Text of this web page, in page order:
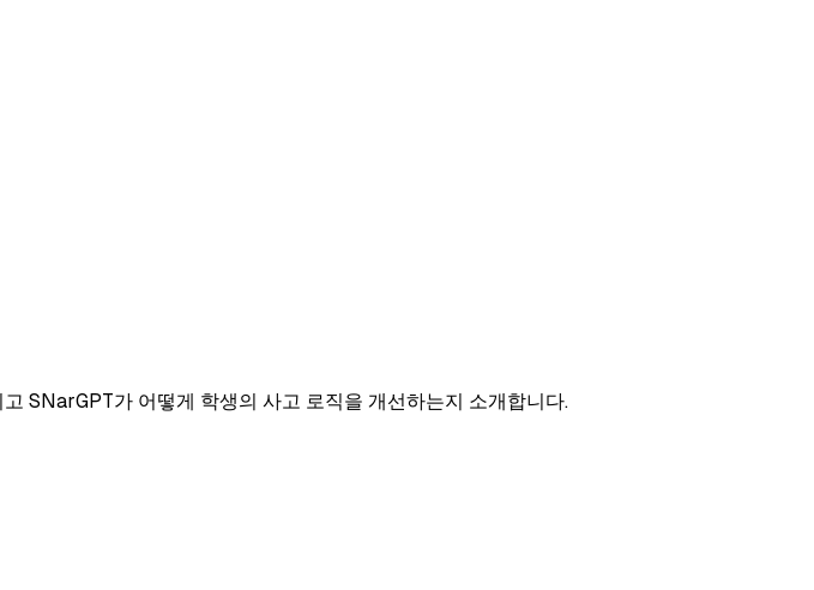
SNarGPT가 어떻게 학생의 사고 로직을 개선하는지 소개합니다.